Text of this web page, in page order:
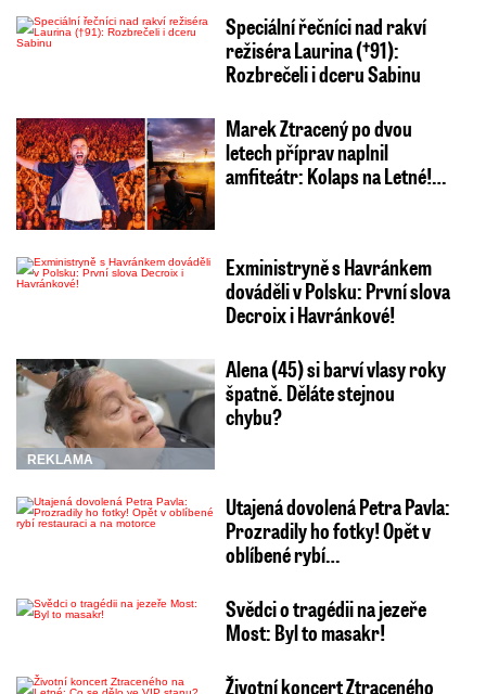
Speciální řečníci nad rakví
režiséra Laurina (†91):
Rozbrečeli i dceru Sabinu
Marek Ztracený po dvou
letech příprav naplnil
amfiteátr: Kolaps na Letné!…
Exministryně s Havránkem
dováděli v Polsku: První slova
Decroix i Havránkové!
REKLAMA
Alena (45) si barví vlasy roky
špatně. Děláte stejnou
chybu?
Utajená dovolená Petra Pavla:
Prozradily ho fotky! Opět v
oblíbené rybí…
Svědci o tragédii na jezeře
Most: Byl to masakr!
Životní koncert Ztraceného